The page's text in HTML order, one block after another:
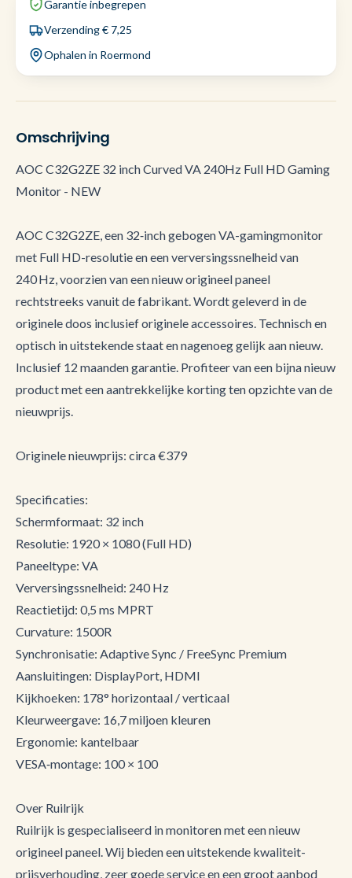
Garantie inbegrepen
Verzending € 7,25
Ophalen in Roermond
Omschrijving
AOC C32G2ZE 32 inch Curved VA 240Hz Full HD Gaming
Monitor - NEW
AOC C32G2ZE, een 32‑inch gebogen VA-gamingmonitor
met Full HD-resolutie en een verversingssnelheid van
240 Hz, voorzien van een nieuw origineel paneel
rechtstreeks vanuit de fabrikant. Wordt geleverd in de
originele doos inclusief originele accessoires. Technisch en
optisch in uitstekende staat en nagenoeg gelijk aan nieuw.
Inclusief 12 maanden garantie. Profiteer van een bijna nieuw
product met een aantrekkelijke korting ten opzichte van de
nieuwprijs.
Originele nieuwprijs: circa €379
Specificaties:
Schermformaat: 32 inch
Resolutie: 1920 × 1080 (Full HD)
Paneeltype: VA
Verversingssnelheid: 240 Hz
Reactietijd: 0,5 ms MPRT
Curvature: 1500R
Synchronisatie: Adaptive Sync / FreeSync Premium
Aansluitingen: DisplayPort, HDMI
Kijkhoeken: 178° horizontaal / verticaal
Kleurweergave: 16,7 miljoen kleuren
Ergonomie: kantelbaar
VESA‑montage: 100 × 100
Over Ruilrijk
Ruilrijk is gespecialiseerd in monitoren met een nieuw
origineel paneel. Wij bieden een uitstekende kwaliteit-
prijsverhouding, zeer goede service en een groot aanbod